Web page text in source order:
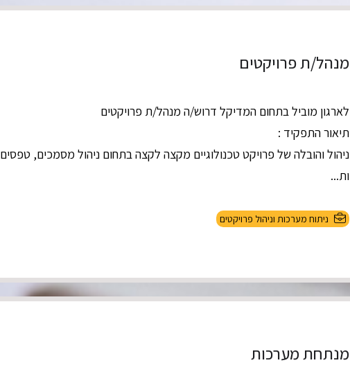
מנהל/ת פרויקטים
לארגון מוביל בתחום המדיקל דרוש/ה מנהל/ת פרויקטים
תיאור התפקיד :
ניהול והובלה של פרויקט טכנולוגיים מקצה לקצה בתחום ניהול מסמכים, טפסים
ות...
ניתוח מערכות וניהול פרויקטים
מנתחת מערכות